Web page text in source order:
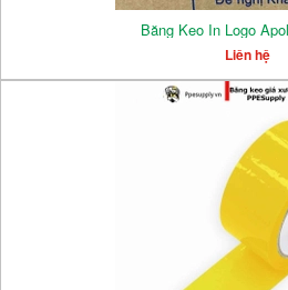
Băng Keo In Logo
Liên hệ